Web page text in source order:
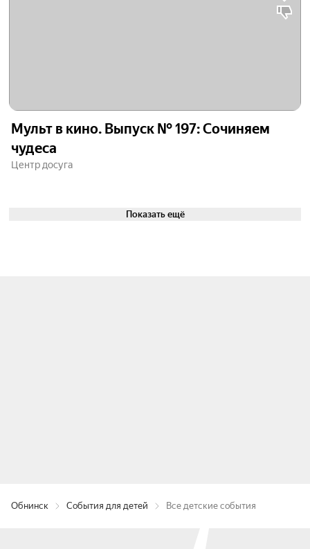
Мульт в кино. Выпуск № 197: Сочиняем
чудеса
Центр досуга
Показать ещё
Обнинск События для детей Все детские события